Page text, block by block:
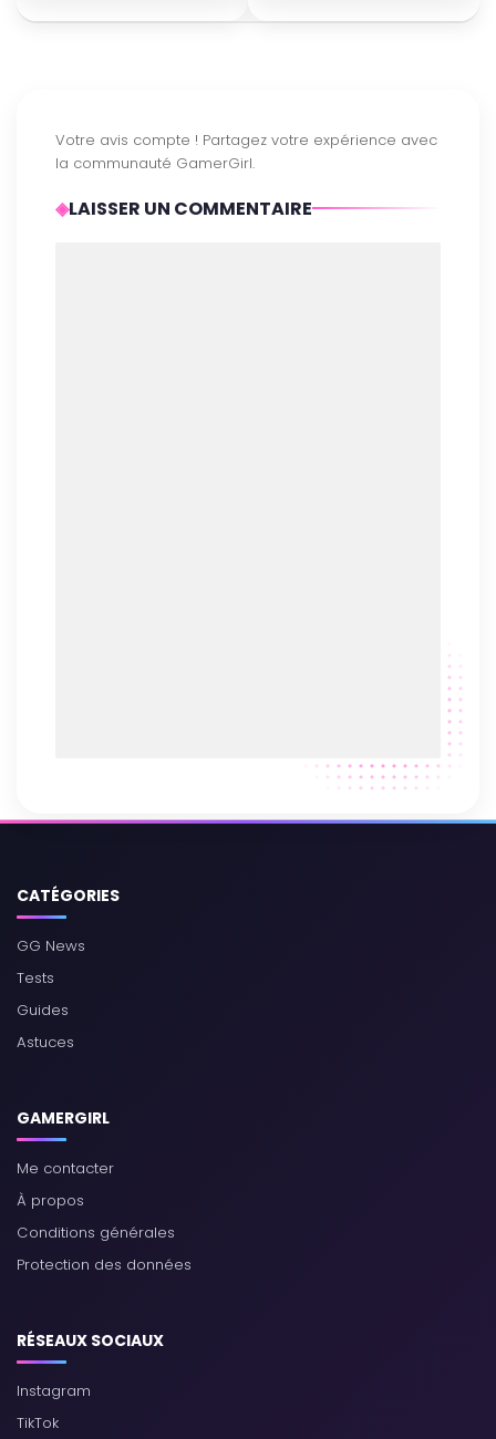
LAISSER UN COMMENTAIRE
CATÉGORIES
GG News
Tests
Guides
Astuces
GAMERGIRL
Me contacter
À propos
Conditions générales
Protection des données
RÉSEAUX SOCIAUX
Instagram
TikTok